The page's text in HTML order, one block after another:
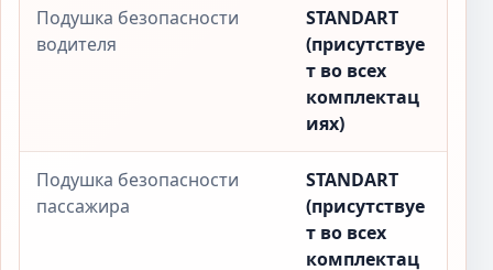
Подушка безопасности
водителя
STANDART
(присутствуе
т во всех
комплектац
иях)
Подушка безопасности
пассажира
STANDART
(присутствуе
т во всех
комплектац